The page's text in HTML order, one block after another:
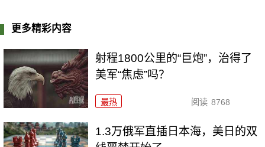
更多精彩内容
射程1800公里的“巨炮”，治得了
美军“焦虑”吗？
最热 阅读 8768
1.3万俄军直插日本海，美日的双